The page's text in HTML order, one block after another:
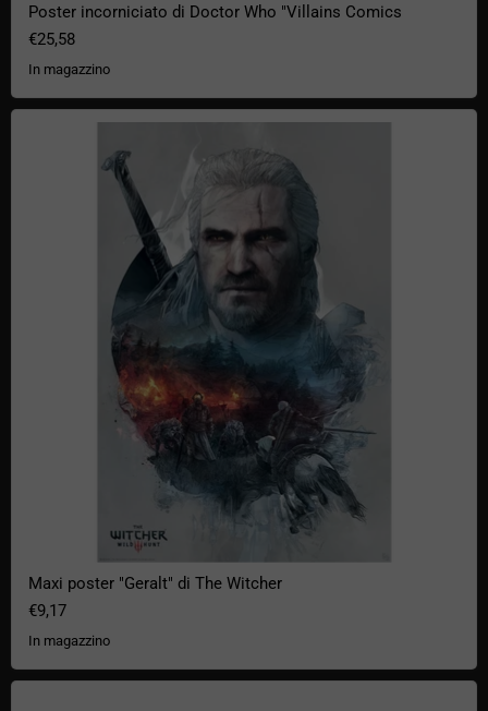
Poster incorniciato di Doctor Who "Villains Comics
€25,58
In magazzino
Maxi poster "Geralt" di The Witcher
€9,17
In magazzino